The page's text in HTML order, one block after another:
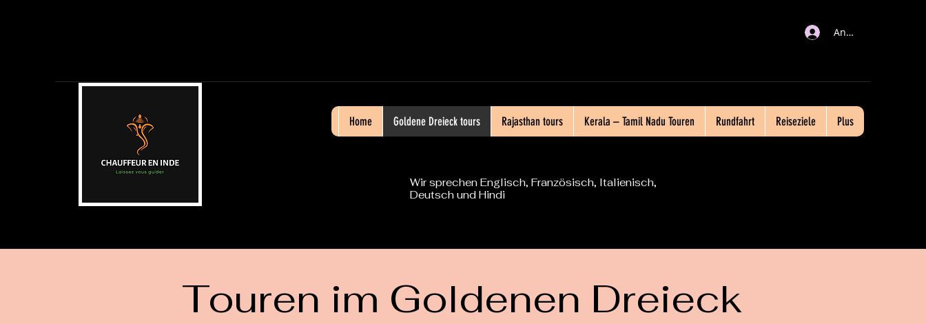
Anmelden
Home Goldene Dreieck tours Rajasthan tours Kerala – Tamil Nadu Touren Rundfahrt Reiseziele Plus
Wir sprechen Englisch, Französisch, Italienisch,
Deutsch und Hindi
Touren im Goldenen Dreieck